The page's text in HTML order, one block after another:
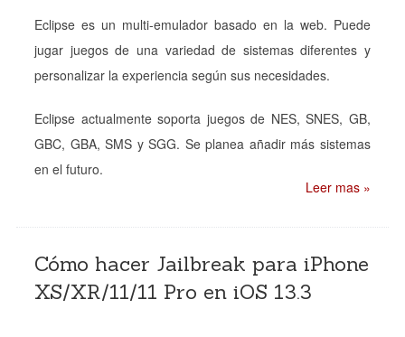
Eclipse es un multi-emulador basado en la web. Puede
jugar juegos de una variedad de sistemas diferentes y
personalizar la experiencia según sus necesidades.
Eclipse actualmente soporta juegos de NES, SNES, GB,
GBC, GBA, SMS y SGG. Se planea añadir más sistemas
en el futuro.
Leer mas »
Cómo hacer Jailbreak para iPhone
XS/XR/11/11 Pro en iOS 13.3